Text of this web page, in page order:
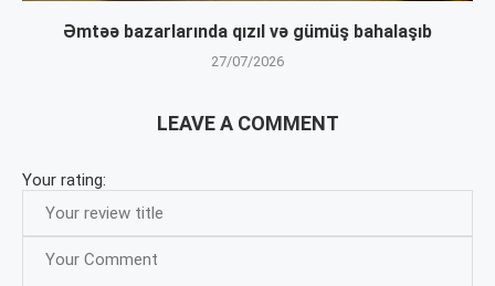
Əmtəə bazarlarında qızıl və gümüş bahalaşıb
27/07/2026
LEAVE A COMMENT
Your rating: